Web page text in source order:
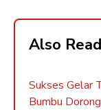
Also Read
Sukses Gelar
Bumbu